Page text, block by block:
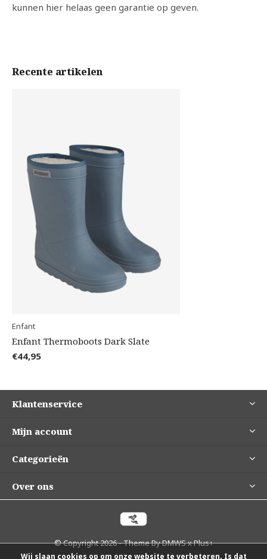
kunnen hier helaas geen garantie op geven.
Recente artikelen
Enfant
Enfant Thermoboots Dark Slate
€44,95
Klantenservice
Mijn account
Categorieën
Over ons
© Copyright2026- Theme ByDMWSxPlus+
Wij slaan cookies op om onze website te verbeteren. Is dat